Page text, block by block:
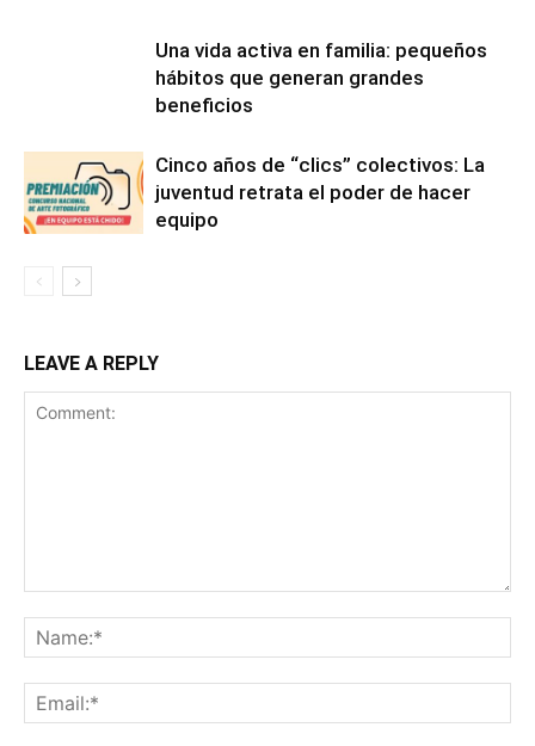
Una vida activa en familia: pequeños
hábitos que generan grandes
beneficios
Cinco años de “clics” colectivos: La
juventud retrata el poder de hacer
equipo
LEAVE A REPLY